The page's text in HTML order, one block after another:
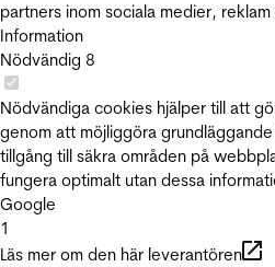
partners inom sociala medier, reklam
Information
Nödvändig 8
Nödvändiga cookies hjälper till att
genom att möjliggöra
tillgång till säkra områden på
fungera optimalt utan dessa
Google
1
Läs mer om den här leverantören